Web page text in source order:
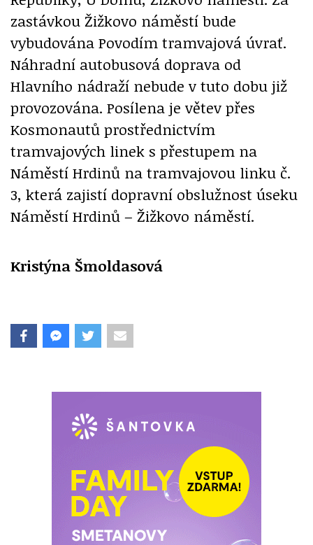
zastávkou Žižkovo náměstí bude
vybudována Povodím tramvajová úvrať.
Náhradní autobusová doprava od
Hlavního nádraží nebude v tuto dobu již
provozována. Posílena je větev přes
Kosmonautů prostřednictvím
tramvajových linek s přestupem na
Náměstí Hrdinů na tramvajovou linku č.
3, která zajistí dopravní obslužnost úseku
Náměstí Hrdinů – Žižkovo náměstí.
Kristýna Šmoldasová